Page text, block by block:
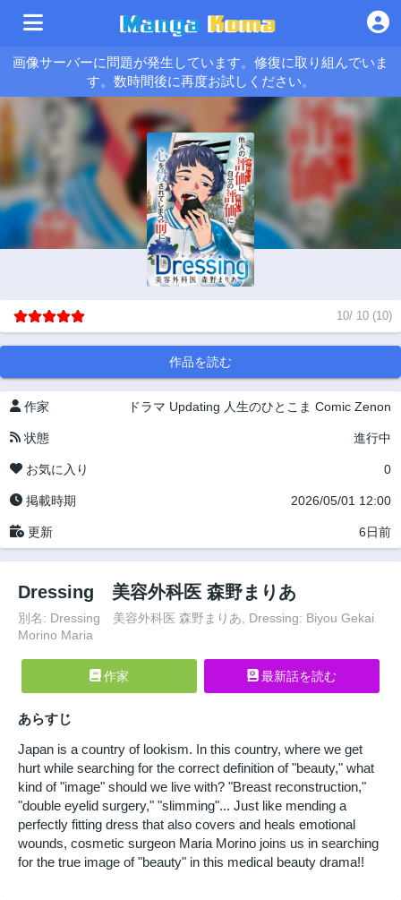
画像サーバーに問題が発生しています。修復に取り組んでいま
す。数時間後に再度お試しください。
10/ 10 (10)
作品を読む
作家 ドラマ Updating 人生のひとこま Comic Zenon
状態 進行中
お気に入り 0
掲載時期 2026/05/01 12:00
更新 6日前
Dressing 美容外科医 森野まりあ
別名: Dressing 美容外科医 森野まりあ, Dressing: Biyou Gekai
Morino Maria
作家 最新話を読む
あらすじ
Japan is a country of lookism. In this country, where we get
hurt while searching for the correct definition of "beauty," what
kind of "image" should we live with? "Breast reconstruction,"
"double eyelid surgery," "slimming"... Just like mending a
perfectly fitting dress that also covers and heals emotional
wounds, cosmetic surgeon Maria Morino joins us in searching
for the true image of "beauty" in this medical beauty drama!!